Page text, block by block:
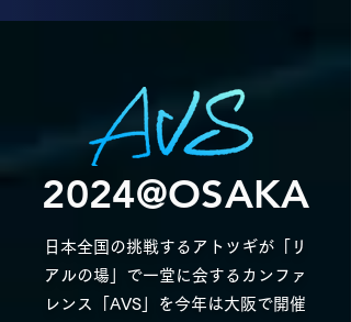
2024@OSAKA
日本全国の挑戦するアトツギが「リ
アルの場」で一堂に会するカンファ
レンス「AVS」を今年は大阪で開催